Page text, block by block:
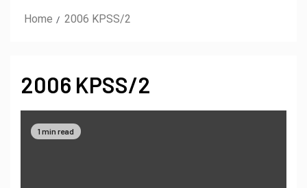
Home 2006 KPSS/2
2006 KPSS/2
1 min read